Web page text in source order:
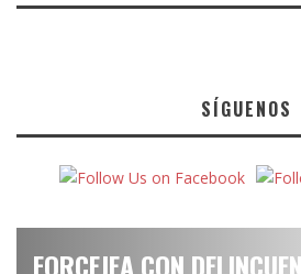
SÍGUENOS
FORCEJEA CON